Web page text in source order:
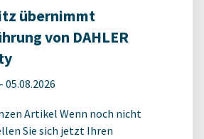
übernimmt
von DAHLER
- 05.08.2026
Artikel Wenn noch nicht
Sie sich jetzt Ihren